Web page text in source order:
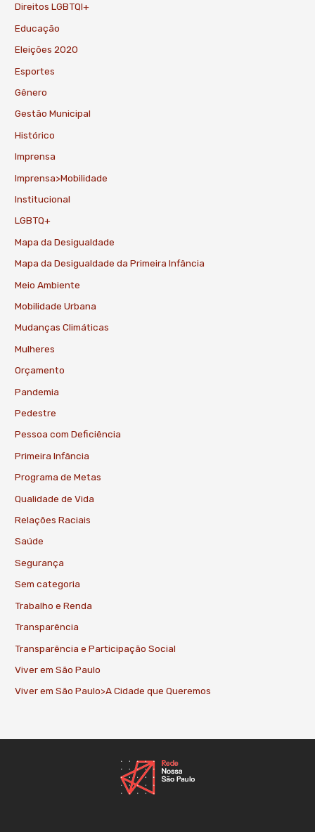
Direitos LGBTQI+
Educação
Eleições 2020
Esportes
Gênero
Gestão Municipal
Histórico
Imprensa
Imprensa>Mobilidade
Institucional
LGBTQ+
Mapa da Desigualdade
Mapa da Desigualdade da Primeira Infância
Meio Ambiente
Mobilidade Urbana
Mudanças Climáticas
Mulheres
Orçamento
Pandemia
Pedestre
Pessoa com Deficiência
Primeira Infância
Programa de Metas
Qualidade de Vida
Relações Raciais
Saúde
Segurança
Sem categoria
Trabalho e Renda
Transparência
Transparência e Participação Social
Viver em São Paulo
Viver em São Paulo>A Cidade que Queremos